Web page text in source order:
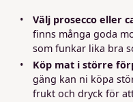
Välj prosecco eller
finns många goda
som funkar lika bra
Köp mat i större
gäng kan ni köpa
frukt och dryck för